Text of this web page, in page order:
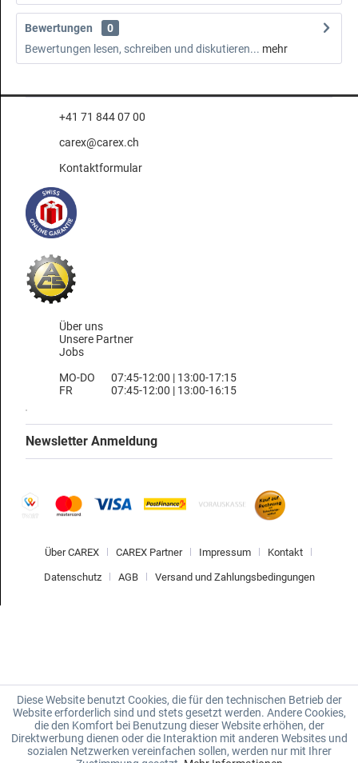
Bewertungen
0
Bewertungen lesen, schreiben und diskutieren... mehr
+41 71 844 07 00
carex@carex.ch
Kontaktformular
Über uns
Unsere Partner
Jobs
MO-DO
FR
07:45-12:00 | 13:00-17:15
07:45-12:00 | 13:00-16:15
Newsletter Anmeldung
Über CAREX CAREX Partner Impressum Kontakt
Datenschutz AGB Versand und Zahlungsbedingungen
Diese Website benutzt Cookies, die für den technischen Betrieb der
Website erforderlich sind und stets gesetzt werden. Andere Cookies,
die den Komfort bei Benutzung dieser Website erhöhen, der
Direktwerbung dienen oder die Interaktion mit anderen Websites und
sozialen Netzwerken vereinfachen sollen, werden nur mit Ihrer